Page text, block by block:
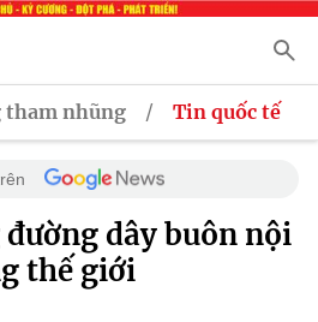
tham nhũng / Tin quốc tế
dây buôn nội
thế giới